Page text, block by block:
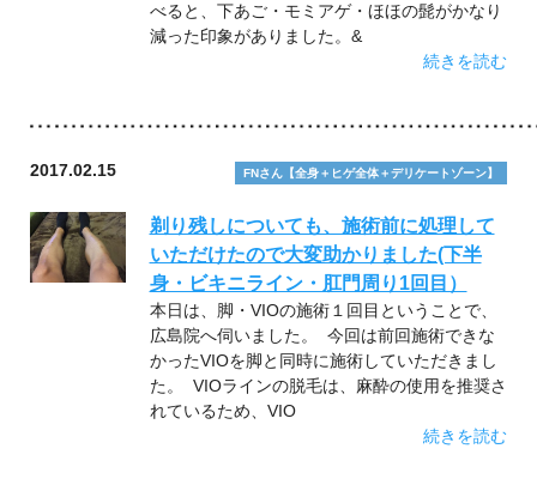
べると、下あご・モミアゲ・ほほの髭がかなり
減った印象がありました。&
続きを読む
2017.02.15 FNさん【全身＋ヒゲ全体＋デリケートゾーン】
剃り残しについても、施術前に処理して
いただけたので大変助かりました(下半
身・ビキニライン・肛門周り1回目）
本日は、脚・VIOの施術１回目ということで、
広島院へ伺いました。 今回は前回施術できな
かったVIOを脚と同時に施術していただきまし
た。 VIOラインの脱毛は、麻酔の使用を推奨さ
れているため、VIO
続きを読む